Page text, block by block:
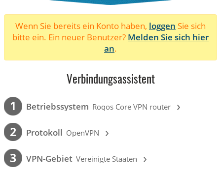
Wenn Sie bereits ein Konto haben, loggen Sie sich
bitte ein. Ein neuer Benutzer? Melden Sie sich hier
an.
Verbindungsassistent
1 Betriebssystem Roqos Core VPN router ›
2 Protokoll OpenVPN ›
3 VPN-Gebiet Vereinigte Staaten ›